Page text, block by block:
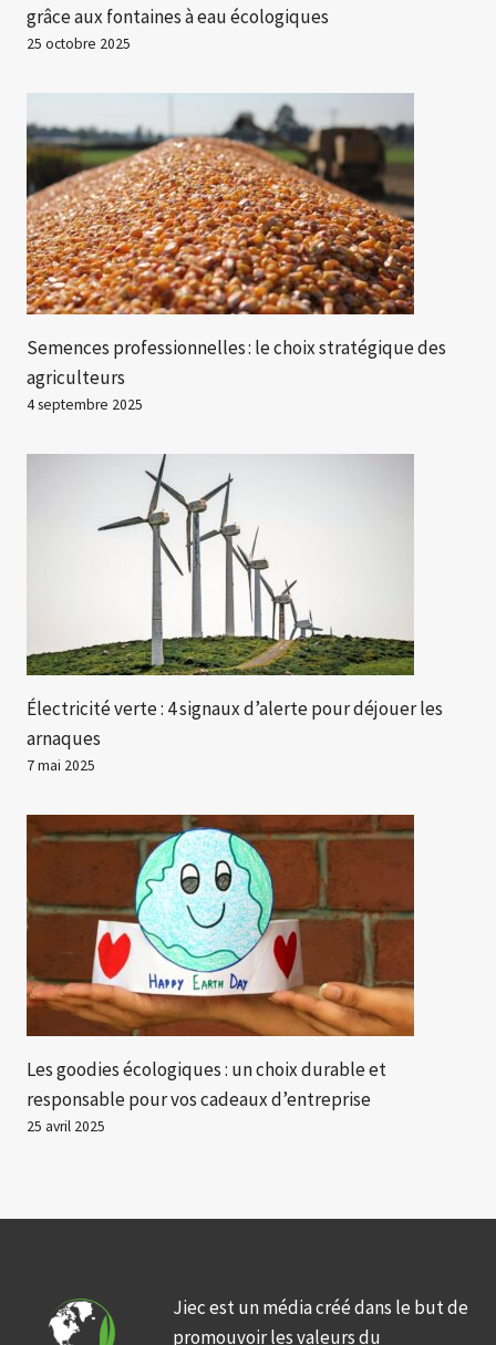
grâce aux fontaines à eau écologiques
25 octobre 2025
Semences professionnelles : le choix stratégique des
agriculteurs
4 septembre 2025
Électricité verte : 4 signaux d’alerte pour déjouer les
arnaques
7 mai 2025
Les goodies écologiques : un choix durable et
responsable pour vos cadeaux d’entreprise
25 avril 2025
Jiec est un média créé dans le but de
promouvoir les valeurs du